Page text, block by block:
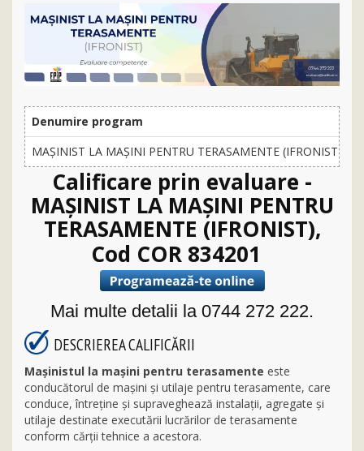
Denumire program
MAŞINIST LA MAŞINI PENTRU TERASAMENTE (IFRONIST)
Calificare prin evaluare -
MAŞINIST LA MAŞINI PENTRU
TERASAMENTE (IFRONIST),
Cod COR 834201
Mai multe detalii la 0744 272 222.
DESCRIEREA CALIFICĂRII
Maşinistul la maşini pentru terasamente este
conducătorul de maşini şi utilaje pentru terasamente, care
conduce, întreţine şi supraveghează instalaţii, agregate şi
utilaje destinate executării lucrărilor de terasamente
conform cărţii tehnice a acestora.